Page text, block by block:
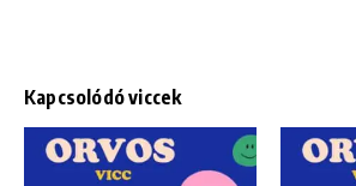
Kapcsolódó viccek